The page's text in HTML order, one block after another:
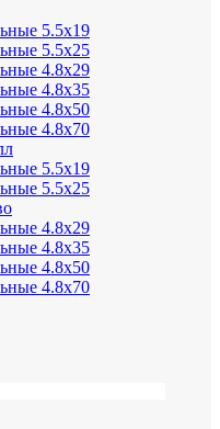
5.5х19
5.5х25
4.8х29
4.8х35
4.8х50
4.8х70
5.5х19
5.5х25
4.8х29
4.8х35
4.8х50
4.8х70